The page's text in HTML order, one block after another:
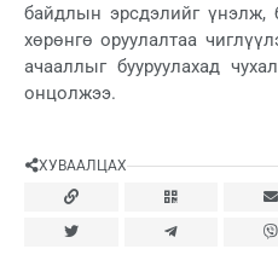
байдлын эрсдэлийг үнэлж,
хөрөнгө оруулалтаа
ачааллыг бууруулахад
онцолжээ.
ХУВААЛЦАХ